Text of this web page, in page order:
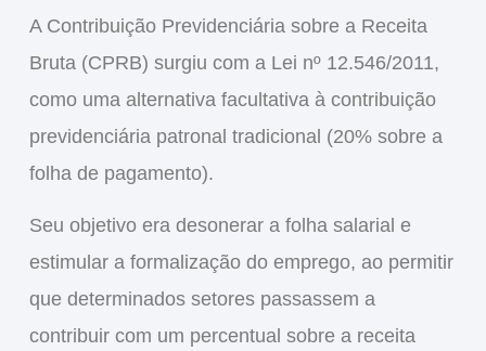
A Contribuição Previdenciária sobre a Receita
Bruta (CPRB) surgiu com a Lei nº 12.546/2011,
como uma alternativa facultativa à contribuição
previdenciária patronal tradicional (20% sobre a
folha de pagamento).
Seu objetivo era desonerar a folha salarial e
estimular a formalização do emprego, ao permitir
que determinados setores passassem a
contribuir com um percentual sobre a receita